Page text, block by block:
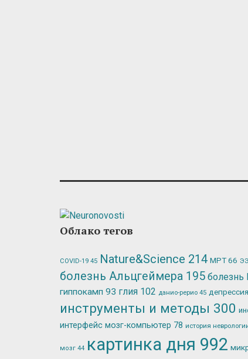
Облако тегов
COVID-19 45 Nature&Science 214 МРТ66
болезнь Альцгеймера 195 болезнь
гиппокамп 93 глия 102 данио-рерио 45 депрессия
инструменты и методы 300
интерфейс мозг-компьютер 78 история
мозг 44 картинка дня 992